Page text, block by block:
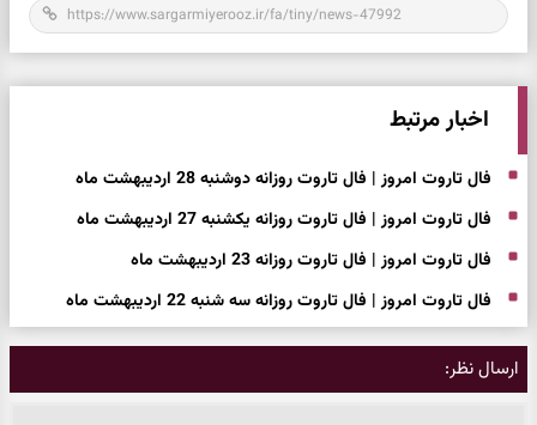
اخبار مرتبط
فال تاروت امروز | فال تاروت روزانه دوشنبه 28 اردیبهشت ماه
فال تاروت امروز | فال تاروت روزانه یکشنبه 27 اردیبهشت ماه
فال تاروت امروز | فال تاروت روزانه 23 اردیبهشت ماه
فال تاروت امروز | فال تاروت روزانه سه شنبه 22 اردیبهشت ماه
ارسال نظر: